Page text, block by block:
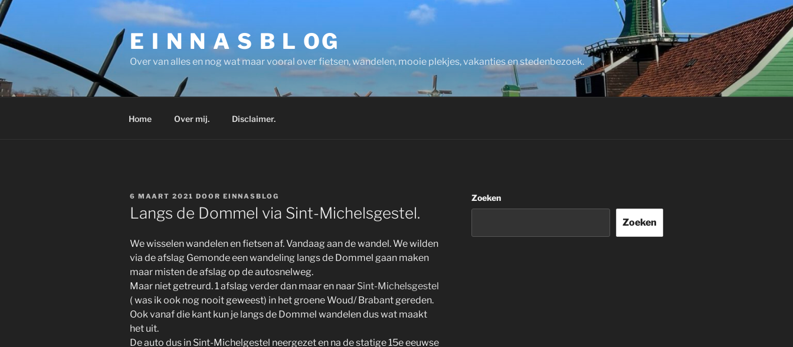
Ga
naar
de
inhoud
E I N N A S B L OG
Over van alles en nog wat maar vooral over fietsen, wandelen, mooie plekjes, vakanties en stedenbezoek.
Home Over mij. Disclaimer.
GEPLAATST
OP
6 MAART 2021 DOOR EINNASBLOG
Langs de Dommel via Sint-Michelsgestel.
We wisselen wandelen en fietsen af. Vandaag aan de wandel. We wilden
via de afslag Gemonde een wandeling langs de Dommel gaan maken
maar misten de afslag op de autosnelweg.
Maar niet getreurd. 1 afslag verder dan maar en naar Sint-Michelsgestel
( was ik ook nog nooit geweest) in het groene Woud/ Brabant gereden.
Ook vanaf die kant kun je langs de Dommel wandelen dus wat maakt
het uit.
De auto dus in Sint-Michelgestel neergezet en na de statige 15e eeuwse
Zoeken
Zoeken